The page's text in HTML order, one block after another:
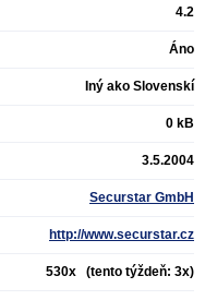
4.2
Áno
Iný ako Slovenskí
0 kB
3.5.2004
Securstar GmbH
http://www.securstar.cz
530x (tento týždeň: 3x)